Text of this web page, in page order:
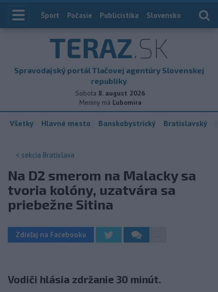
Index
Šport Počasie Publicistika Slovensko
TERAZ.SK
Spravodajský portál Tlačovej agentúry Slovenskej
republiky
Sobota 8. august 2026
Meniny má Ľubomíra
Všetky Hlavné mesto Banskobystrický Bratislavský
< sekcia Bratislava
Na D2 smerom na Malacky sa
tvoria kolóny, uzatvára sa
priebežne Sitina
Zdieľaj na Facebooku .
Vodiči hlásia zdržanie 30 minút.